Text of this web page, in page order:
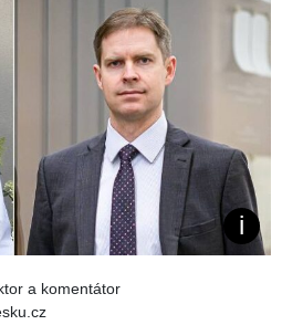
a komentátor